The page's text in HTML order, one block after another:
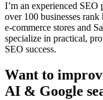
I’m an experienced
over 100 businesses
e-commerce stores and
specialize in practical,
SEO success.
Want to
AI & Google